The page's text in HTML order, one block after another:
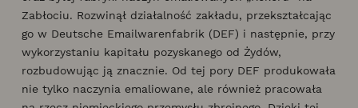
Zabłociu. Rozwinął działalność zakładu, przekształcając
go w Deutsche Emailwarenfabrik (DEF) i następnie, przy
wykorzystaniu kapitału pozyskanego od Żydów,
rozbudowując ją znacznie. Od tej pory DEF produkowała
nie tylko naczynia emaliowane, ale również pracowała